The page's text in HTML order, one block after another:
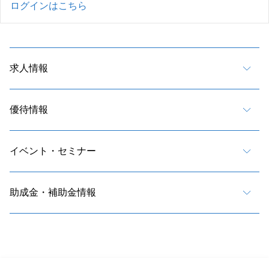
ログインはこちら
求人情報
優待情報
イベント・セミナー
助成金・補助金情報